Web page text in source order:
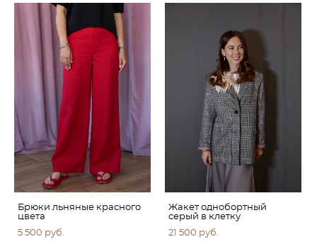
Брюки льняные красного
цвета
5 500 pуб.
Жакет однобортный
серый в клетку
21 500 pуб.